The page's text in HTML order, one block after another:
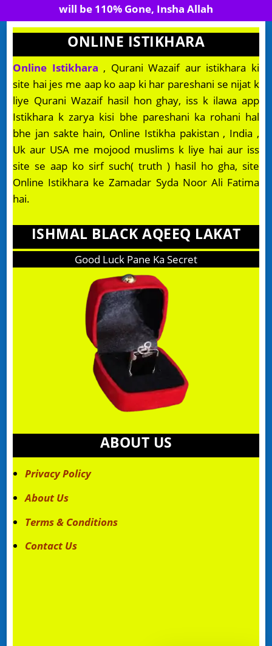
will be 110% Gone, Insha Allah
ONLINE ISTIKHARA
Online Istikhara , Qurani Wazaif aur istikhara ki
site hai jes me aap ko aap ki har pareshani se nijat k
liye Qurani Wazaif hasil hon ghay, iss k ilawa app
Istikhara k zarya kisi bhe pareshani ka rohani hal
bhe jan sakte hain, Online Istikha pakistan , India ,
Uk aur USA me mojood muslims k liye hai aur iss
site se aap ko sirf such( truth ) hasil ho gha, site
Online Istikhara ke Zamadar Syda Noor Ali Fatima
hai.
ISHMAL BLACK AQEEQ LAKAT
Good Luck Pane Ka Secret
ABOUT US
Privacy Policy
About Us
Terms & Conditions
Contact Us